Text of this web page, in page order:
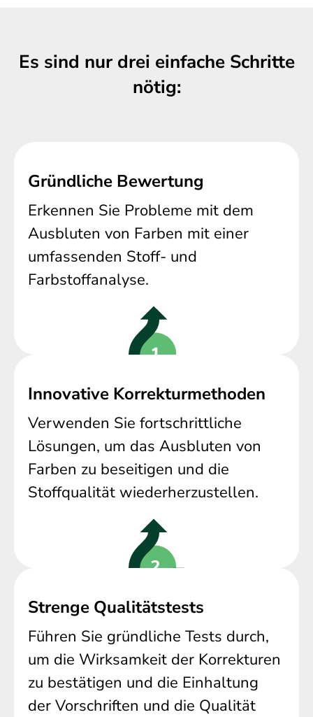
Es sind nur drei einfache Schritte
nötig:
Gründliche Bewertung
Erkennen Sie Probleme mit dem
Ausbluten von Farben mit einer
umfassenden Stoff- und
Farbstoffanalyse.
Innovative Korrekturmethoden
Verwenden Sie fortschrittliche
Lösungen, um das Ausbluten von
Farben zu beseitigen und die
Stoffqualität wiederherzustellen.
Strenge Qualitätstests
Führen Sie gründliche Tests durch,
um die Wirksamkeit der Korrekturen
zu bestätigen und die Einhaltung
der Vorschriften und die Qualität